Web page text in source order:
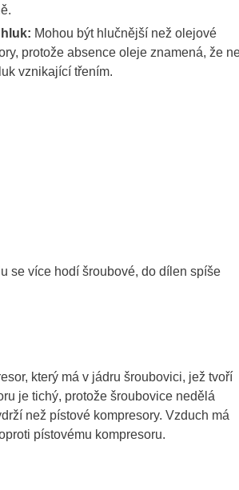
Mohou být hlučnější než olejové
protože absence oleje znamená, že
vznikající třením.
se více hodí šroubové, do dílen spíše
který má v jádru šroubovici, jež tvoří
je tichý, protože šroubovice nedělá
než pístové kompresory. Vzduch má
pístovému kompresoru.